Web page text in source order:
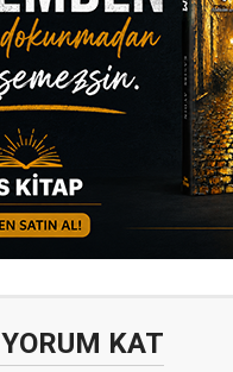
YORUM KAT